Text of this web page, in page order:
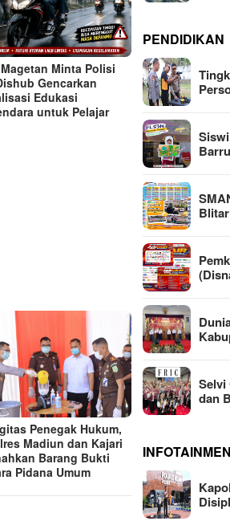
Minta Polisi
Gencarkan
Edukasi
untuk Pelajar
Penegak Hukum,
Madiun dan Kajari
Barang Bukti
Pidana Umum
PENDIDIKAN
Selvi
dan